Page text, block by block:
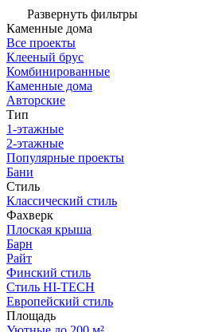
Развернуть фильтры
Каменные дома
Все проекты
Клееный брус
Комбинированные
Каменные дома
Авторские
Тип
1-этажные
2-этажные
Популярные проекты
Бани
Стиль
Классический стиль
Фахверк
Плоская крыша
Барн
Райт
Финский стиль
Стиль HI-TECH
Европейский стиль
Площадь